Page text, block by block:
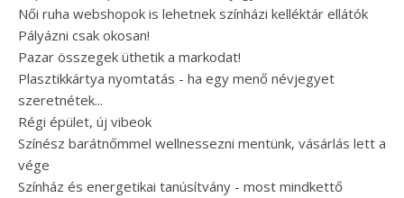
Női ruha webshopok is lehetnek színházi kelléktár ellátók
Pályázni csak okosan!
Pazar összegek üthetik a markodat!
Plasztikkártya nyomtatás - ha egy menő névjegyet
szeretnétek...
Régi épület, új vibeok
Színész barátnőmmel wellnessezni mentünk, vásárlás lett a
vége
Színház és energetikai tanúsítvány - most mindkettő